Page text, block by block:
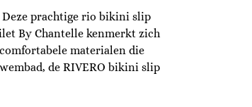
Deze prachtige rio bikini slip
By Chantelle kenmerkt zich
materialen die
de RIVERO bikini slip